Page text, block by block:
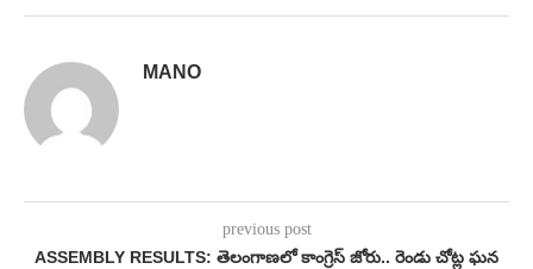
MANO
previous post
ASSEMBLY RESULTS: తెలంగాణలో కాంగ్రెస్ జోరు.. రెండు చోట్ల ఘన